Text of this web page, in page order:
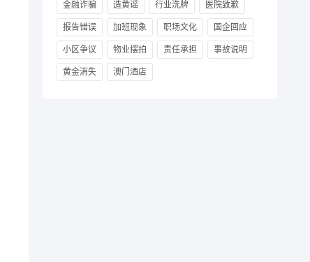
金融诈骗 造黄谣 行业洗牌 医院致歉
报告错误 加班现象 职场文化 国企回应
小区争议 物业摆拍 责任承担 事故说明
黄金消失 澳门酒店